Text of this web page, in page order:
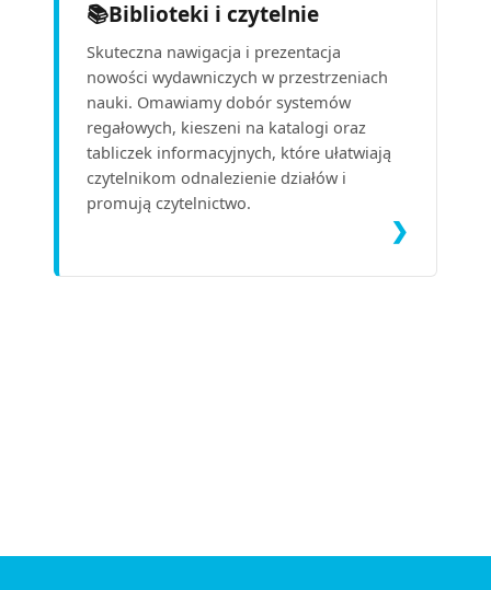
📚Biblioteki i czytelnie
Skuteczna nawigacja i prezentacja
nowości wydawniczych w przestrzeniach
nauki. Omawiamy dobór systemów
regałowych, kieszeni na katalogi oraz
tabliczek informacyjnych, które ułatwiają
czytelnikom odnalezienie działów i
promują czytelnictwo.
❯